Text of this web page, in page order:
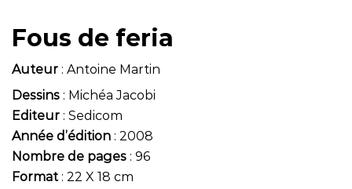
Fous de feria
Auteur : Antoine Martin
Dessins : Michéa Jacobi
Editeur : Sedicom
Année d’édition : 2008
Nombre de pages : 96
Format : 22 X 18 cm